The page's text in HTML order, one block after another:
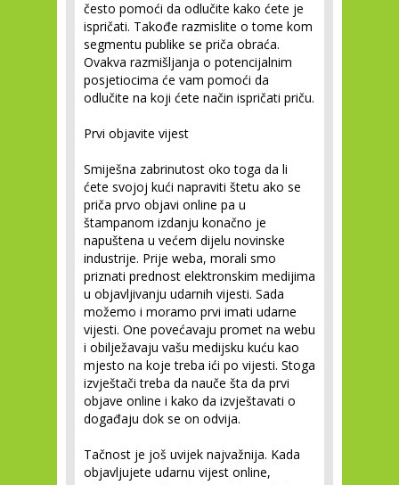
često pomoći da odlučite kako ćete je
ispričati. Takođe razmislite o tome kom
segmentu publike se priča obraća.
Ovakva razmišljanja o potencijalnim
posjetiocima će vam pomoći da
odlučite na koji ćete način ispričati priču.
Prvi objavite vijest
Smiješna zabrinutost oko toga da li
ćete svojoj kući napraviti štetu ako se
priča prvo objavi online pa u
štampanom izdanju konačno je
napuštena u većem dijelu novinske
industrije. Prije weba, morali smo
priznati prednost elektronskim medijima
u objavljivanju udarnih vijesti. Sada
možemo i moramo prvi imati udarne
vijesti. One povećavaju promet na webu
i obilježavaju vašu medijsku kuću kao
mjesto na koje treba ići po vijesti. Stoga
izvještači treba da nauče šta da prvi
objave online i kako da izvještavati o
događaju dok se on odvija.
Tačnost je još uvijek najvažnija. Kada
objavljujete udarnu vijest online,